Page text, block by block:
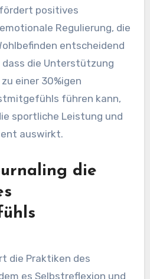
Gleichgesinnten
unter
und fördert Resilienz und
von Erfahrungen
und Verständnis,
reduziert. Dieses
positives
Regulierung, die
die Unterstützung
einer 30%igen
führen kann,
sportliche Leistung und
auswirkt.
die